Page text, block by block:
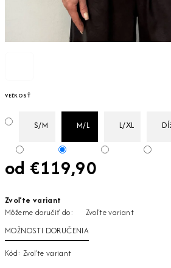
VEĽKOSŤ
S/M M/L L/XL
od €119,90
cena:
Zvoľte variant
Môžeme doručiť do:
Zvoľte variant
MOŽNOSTI DORUČENIA
Kód: Zvoľte variant